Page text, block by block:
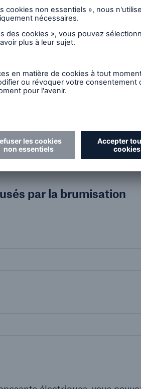
individuels sont plus
par la brumisation